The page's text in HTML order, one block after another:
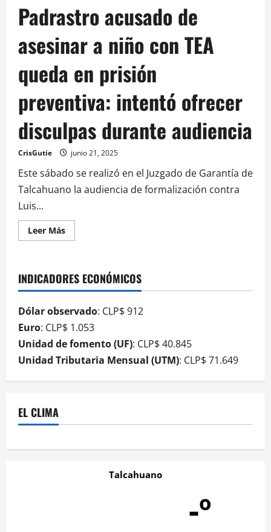
Padrastro acusado de
asesinar a niño con TEA
queda en prisión
preventiva: intentó ofrecer
disculpas durante audiencia
CrisGutie junio 21, 2025
Este sábado se realizó en el Juzgado de Garantía de
Talcahuano la audiencia de formalización contra
Luis...
Leer Más
INDICADORES ECONÓMICOS
Dólar observado: CLP$ 912
Euro: CLP$ 1.053
Unidad de fomento (UF): CLP$ 40.845
Unidad Tributaria Mensual (UTM): CLP$ 71.649
EL CLIMA
Talcahuano
-º